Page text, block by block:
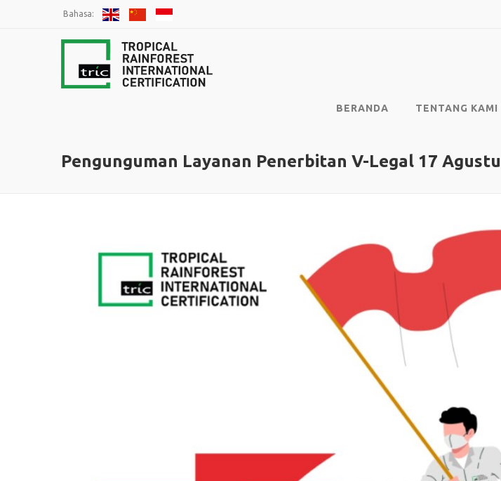
Bahasa:
BERANDA TENTANG KAMI
Pengunguman Layanan Penerbitan V-Legal 17